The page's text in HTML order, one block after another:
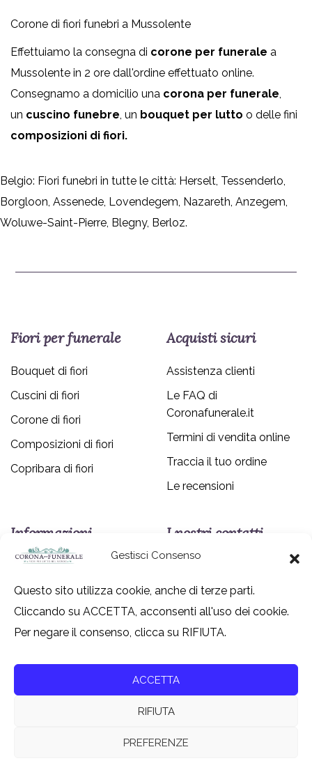
Gestisci Consenso
Questo sito utilizza cookie, anche di terze parti.
Cliccando su ACCETTA, acconsenti all'uso dei cookie.
Per negare il consenso, clicca su RIFIUTA.
ACCETTA
RIFIUTA
PREFERENZE
Corone di fiori funebri a Mussolente
Effettuiamo la consegna di corone per funerale a
Mussolente in 2 ore dall'ordine effettuato online.
Consegnamo a domicilio una corona per funerale,
un cuscino funebre, un bouquet per lutto o delle fini
composizioni di fiori.
Belgio: Fiori funebri in tutte le città: Herselt, Tessenderlo,
Borgloon, Assenede, Lovendegem, Nazareth, Anzegem,
Woluwe-Saint-Pierre, Blegny, Berloz.
Fiori per funerale
Bouquet di fiori
Cuscini di fiori
Corone di fiori
Composizioni di fiori
Copribara di fiori
Acquisti sicuri
Assistenza clienti
Le FAQ di
Coronafunerale.it
Termini di vendita online
Traccia il tuo ordine
Le recensioni
Informazioni
Chi siamo
Come contattarci
Policy privacy
Policy cookies
Modulo di recesso
I nostri contatti
800 618667
Instagram